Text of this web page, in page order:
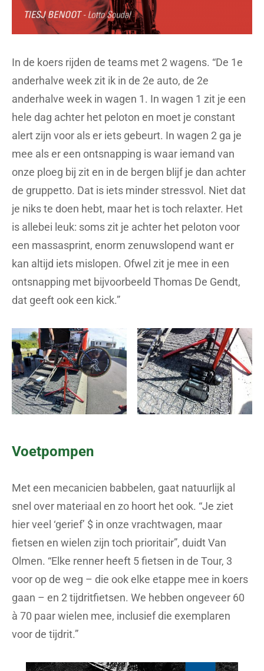
In de koers rijden de teams met 2 wagens. “De 1e
anderhalve week zit ik in de 2e auto, de 2e
anderhalve week in wagen 1. In wagen 1 zit je een
hele dag achter het peloton en moet je constant
alert zijn voor als er iets gebeurt. In wagen 2 ga je
mee als er een ontsnapping is waar iemand van
onze ploeg bij zit en in de bergen blijf je dan achter
de gruppetto. Dat is iets minder stressvol. Niet dat
je niks te doen hebt, maar het is toch relaxter. Het
is allebei leuk: soms zit je achter het peloton voor
een massasprint, enorm zenuwslopend want er
kan altijd iets mislopen. Ofwel zit je mee in een
ontsnapping met bijvoorbeeld Thomas De Gendt,
dat geeft ook een kick.”
Voetpompen
Met een mecanicien babbelen, gaat natuurlijk al
snel over materiaal en zo hoort het ook. “Je ziet
hier veel ‘gerief’ $ in onze vrachtwagen, maar
fietsen en wielen zijn toch prioritair”, duidt Van
Olmen. “Elke renner heeft 5 fietsen in de Tour, 3
voor op de weg – die ook elke etappe mee in koers
gaan – en 2 tijdritfietsen. We hebben ongeveer 60
à 70 paar wielen mee, inclusief die exemplaren
voor de tijdrit.”